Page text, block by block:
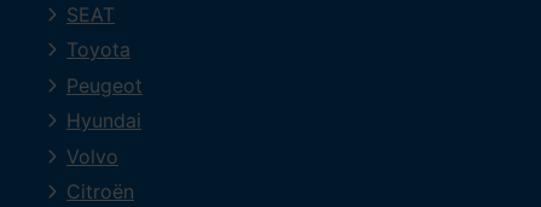
SEAT
Toyota
Peugeot
Hyundai
Volvo
Citroën